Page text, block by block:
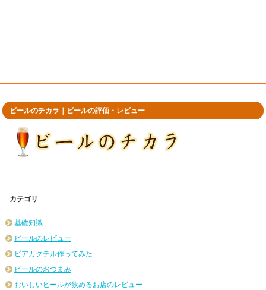
ビールのチカラ｜ビールの評価・レビュー
カテゴリ
基礎知識
ビールのレビュー
ビアカクテル作ってみた
ビールのおつまみ
おいしいビールが飲めるお店のレビュー